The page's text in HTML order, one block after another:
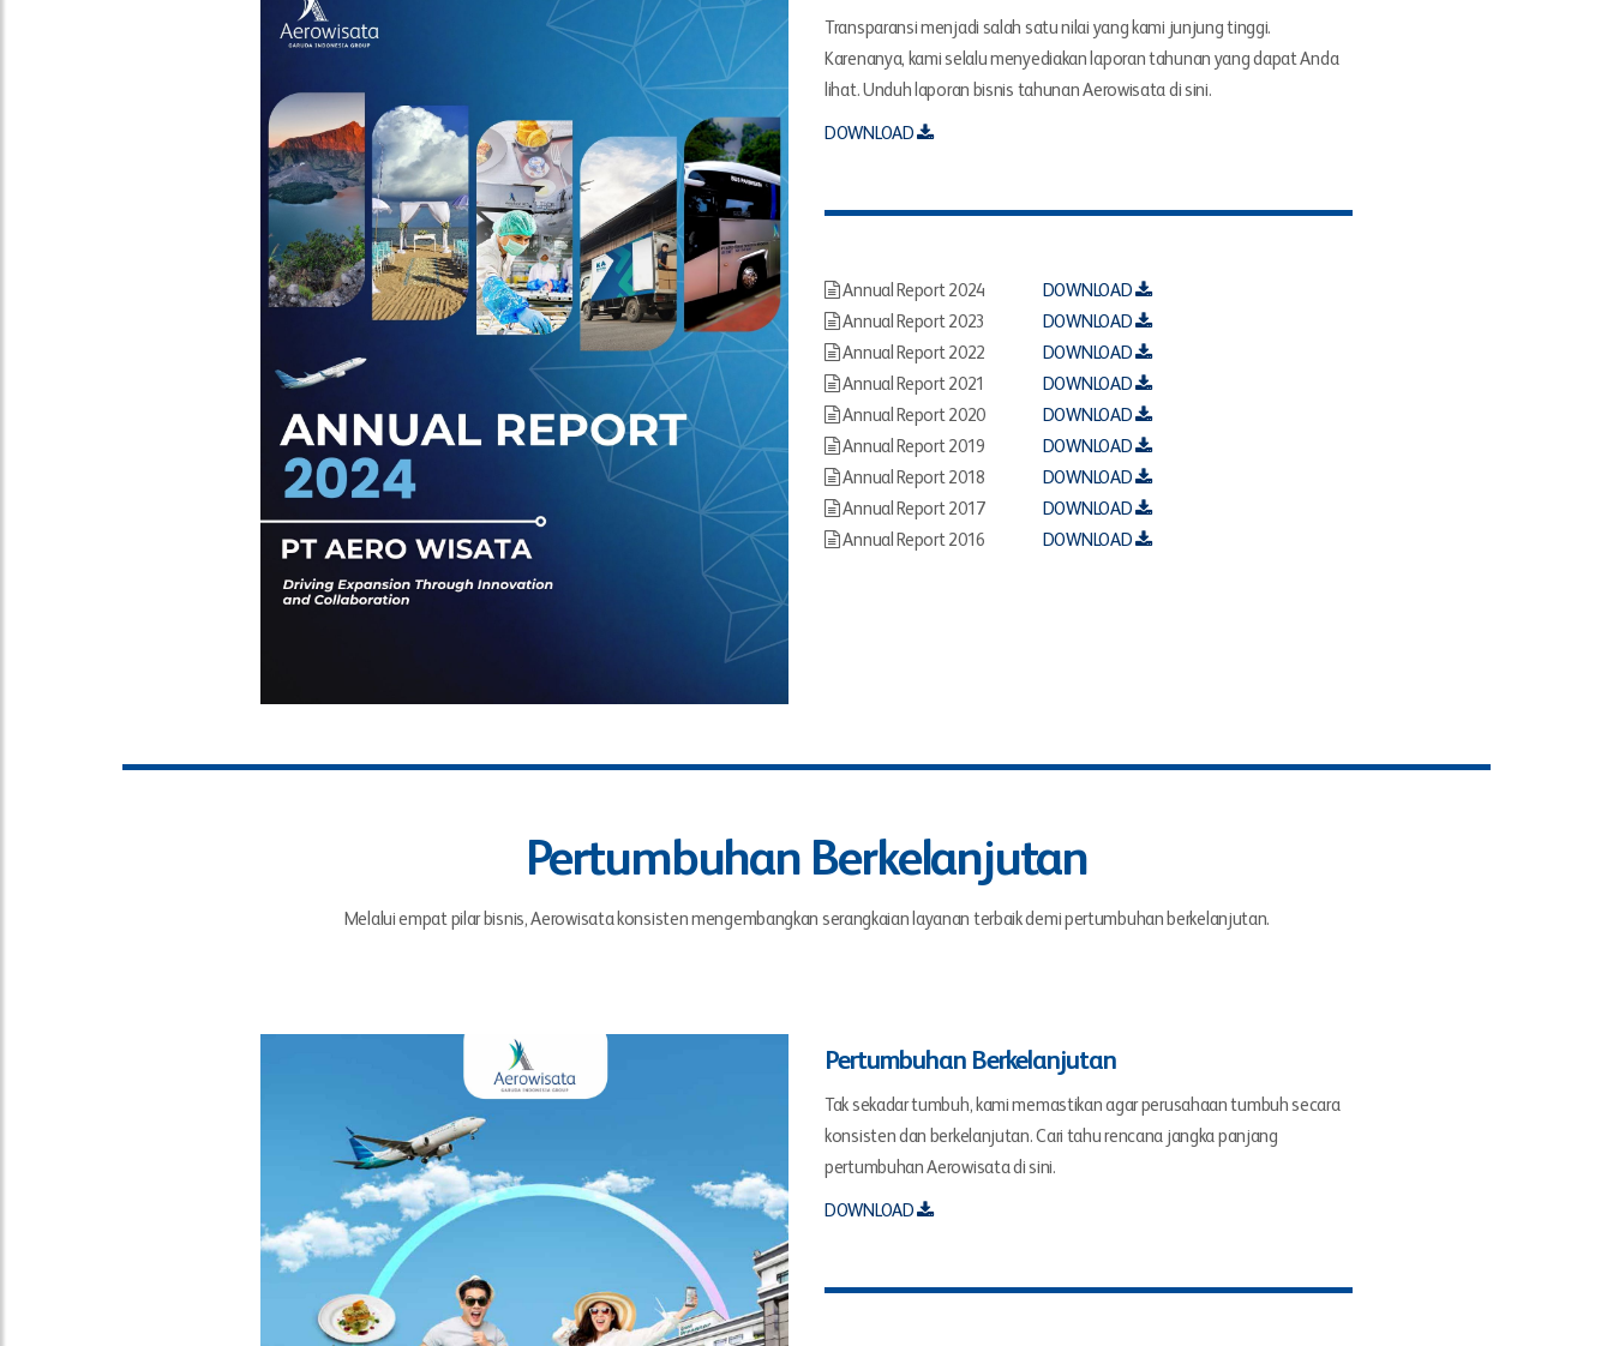
Transparansi menjadi salah satu nilai yang kami junjung tinggi.
Karenanya, kami selalu menyediakan laporan tahunan yang dapat Anda
lihat. Unduh laporan bisnis tahunan Aerowisata di sini.
DOWNLOAD
Annual Report 2024
DOWNLOAD
Annual Report 2023
DOWNLOAD
Annual Report 2022
DOWNLOAD
Annual Report 2021
DOWNLOAD
Annual Report 2020
DOWNLOAD
Annual Report 2019
DOWNLOAD
Annual Report 2018
DOWNLOAD
Annual Report 2017
DOWNLOAD
Annual Report 2016
DOWNLOAD
Pertumbuhan Berkelanjutan
Melalui empat pilar bisnis, Aerowisata konsisten mengembangkan serangkaian layanan terbaik demi pertumbuhan berkelanjutan.
Pertumbuhan Berkelanjutan
Tak sekadar tumbuh, kami memastikan agar perusahaan tumbuh secara
konsisten dan berkelanjutan. Cari tahu rencana jangka panjang
pertumbuhan Aerowisata di sini.
DOWNLOAD